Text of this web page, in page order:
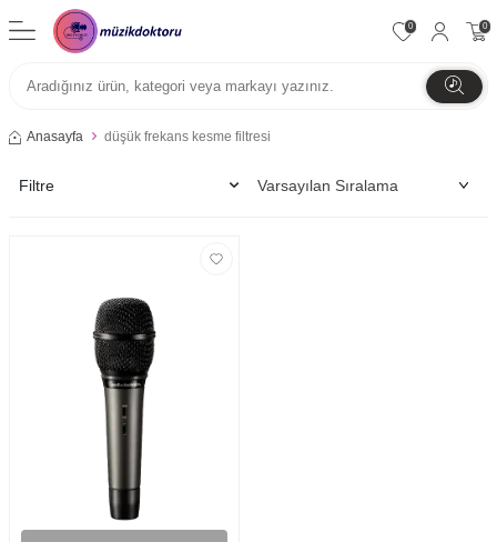
0 0
Anasayfa düşük frekans kesme filtresi
Filtre